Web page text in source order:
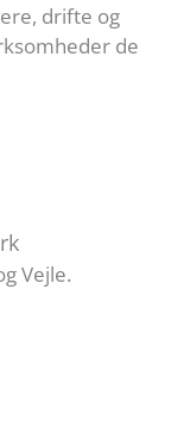
drifte og
de
Vejle.